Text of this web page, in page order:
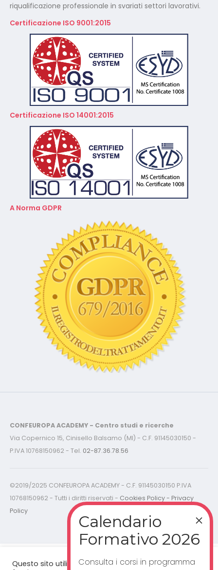
riqualificazione professionale in svariati settori lavorativi.
Certificazione ISO 9001:2015
Certificazione ISO 14001:2015
A Norma GDPR
CONFEUROPA ACADEMY - Centro studi e ricerche
Via Copernico 15, Cinisello Balsamo (MI) - C.F. 91145030150 -
P.IVA 10768150962 - Tel. 02-87.36.78.56
©2019/2025 CONFEUROPA ACADEMY - C.F. 91145030150 P.IVA
10768150962 - Tutti i diritti riservati - Cookies Policy - Privacy
Policy
Questo sito utilizza cookie per un corretto
Consulta i corsi in programma